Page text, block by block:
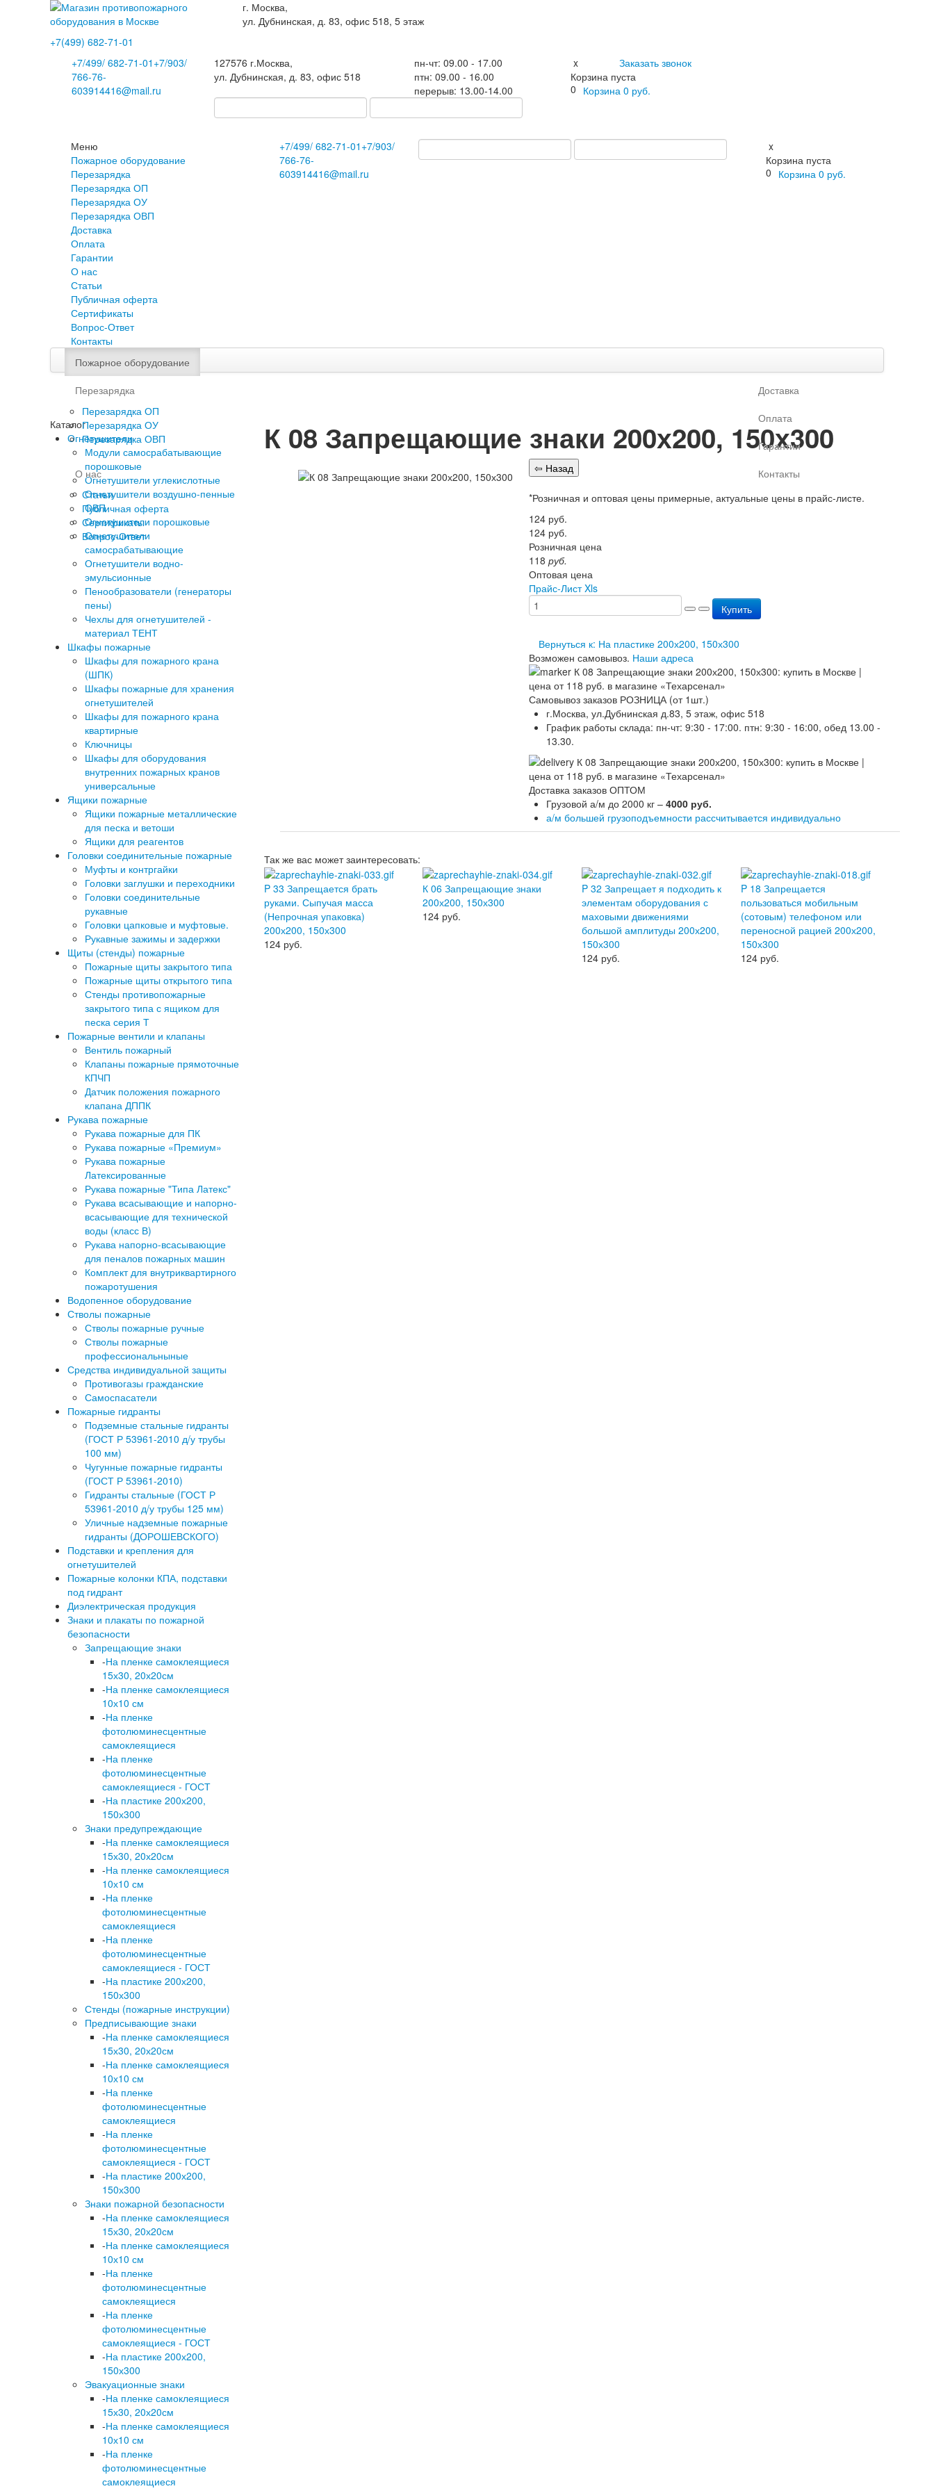
г. Москва,
ул. Дубнинская, д. 83, офис 518, 5 этаж
+7(499) 682-71-01
+7/499/682-71-01 +7/903/
766-76-
603914416@mail.ru
127576 г.Москва,
ул. Дубнинская, д. 83, офис 518
пн-чт: 09.00 - 17.00
птн: 09.00 - 16.00
перерыв: 13.00-14.00
Заказать звонок
x
Корзина пуста
0 Корзина 0 руб.
Меню
Пожарное оборудование
Перезарядка
Перезарядка ОП
Перезарядка ОУ
Перезарядка ОВП
Доставка
Оплата
Гарантии
О нас
Статьи
Публичная оферта
Сертификаты
Вопрос-Ответ
Контакты
+7/499/ 682-71-01 +7/903/
766-76-
603914416@mail.ru
x
Корзина пуста
0 Корзина 0 руб.
Пожарное оборудование
Перезарядка
Перезарядка ОП
Перезарядка ОУ
Перезарядка ОВП
Доставка
Оплата
Гарантии
О нас
Статьи
Публичная оферта
Сертификаты
Вопрос-Ответ
Контакты
Каталог
Огнетушители
Модули самосрабатывающие
порошковые
Огнетушители углекислотные
Огнетушители воздушно-пенные
ОВП
Огнетушители порошковые
Огнетушители
самосрабатывающие
Огнетушители водно-
эмульсионные
Пенообразователи (генераторы
пены)
Чехлы для огнетушителей -
материал ТЕНТ
Шкафы пожарные
Шкафы для пожарного крана
(ШПК)
Шкафы пожарные для хранения
огнетушителей
Шкафы для пожарного крана
квартирные
Ключницы
Шкафы для оборудования
внутренних пожарных кранов
универсальные
Ящики пожарные
Ящики пожарные металлические
для песка и ветоши
Ящики для реагентов
Головки соединительные пожарные
Муфты и контргайки
Головки заглушки и переходники
Головки соединительные
рукавные
Головки цапковые и муфтовые.
Рукавные зажимы и задержки
Щиты (стенды) пожарные
Пожарные щиты закрытого типа
Пожарные щиты открытого типа
Стенды противопожарные
закрытого типа с ящиком для
песка серия Т
Пожарные вентили и клапаны
Вентиль пожарный
Клапаны пожарные прямоточные
КПЧП
Датчик положения пожарного
клапана ДППК
Рукава пожарные
Рукава пожарные для ПК
Рукава пожарные «Премиум»
Рукава пожарные
Латексированные
Рукава пожарные "Типа Латекс"
Рукава всасывающие и напорно-
всасывающие для технической
воды (класс В)
Рукава напорно-всасывающие
для пеналов пожарных машин
Комплект для внутриквартирного
пожаротушения
Водопенное оборудование
Стволы пожарные
Стволы пожарные ручные
Стволы пожарные
профессиональныные
Средства индивидуальной защиты
Противогазы гражданские
Самоспасатели
Пожарные гидранты
Подземные стальные гидранты
(ГОСТ Р 53961-2010 д/у трубы
100 мм)
Чугунные пожарные гидранты
(ГОСТ Р 53961-2010)
Гидранты стальные (ГОСТ Р
53961-2010 д/у трубы 125 мм)
Уличные надземные пожарные
гидранты (ДОРОШЕВСКОГО)
Подставки и крепления для
огнетушителей
Пожарные колонки КПА, подставки
под гидрант
Диэлектрическая продукция
Знаки и плакаты по пожарной
безопасности
Запрещающие знаки
-На пленке самоклеящиеся
15х30, 20х20см
-На пленке самоклеящиеся
10х10 см
-На пленке
фотолюминесцентные
самоклеящиеся
-На пленке
фотолюминесцентные
самоклеящиеся - ГОСТ
-На пластике 200х200,
150х300
Знаки предупреждающие
-На пленке самоклеящиеся
15х30, 20х20см
-На пленке самоклеящиеся
10х10 см
-На пленке
фотолюминесцентные
самоклеящиеся
-На пленке
фотолюминесцентные
самоклеящиеся - ГОСТ
-На пластике 200х200,
150х300
Стенды (пожарные инструкции)
Предписывающие знаки
-На пленке самоклеящиеся
15х30, 20х20см
-На пленке самоклеящиеся
10х10 см
-На пленке
фотолюминесцентные
самоклеящиеся
-На пленке
фотолюминесцентные
самоклеящиеся - ГОСТ
-На пластике 200х200,
150х300
Знаки пожарной безопасности
-На пленке самоклеящиеся
15х30, 20х20см
-На пленке самоклеящиеся
10х10 см
-На пленке
фотолюминесцентные
самоклеящиеся
-На пленке
фотолюминесцентные
самоклеящиеся - ГОСТ
-На пластике 200х200,
150х300
Эвакуационные знаки
-На пленке самоклеящиеся
15х30, 20х20см
-На пленке самоклеящиеся
10х10 см
-На пленке
фотолюминесцентные
самоклеящиеся
К 08 Запрещающие знаки 200х200, 150х300
*Розничная и оптовая цены примерные, актуальные цены в прайс-листе.
124 руб.
124 руб.
Розничная цена
118 руб.
Оптовая цена
Прайс-Лист Xls
Купить
Вернуться к: На пластике 200х200, 150х300
Возможен самовывоз. Наши адреса
Самовывоз заказов РОЗНИЦА (от 1шт.)
г.Москва, ул.Дубнинская д.83, 5 этаж, офис 518
График работы склада: пн-чт: 9:30 - 17:00. птн: 9:30 - 16:00, обед 13.00 -
13.30.
Доставка заказов ОПТОМ
Грузовой а/м до 2000 кг – 4000 руб.
а/м большей грузоподъемности рассчитывается индивидуально
Так же вас может заинтересовать:
P 33 Запрещается брать
руками. Сыпучая масса
(Непрочная упаковка)
200х200, 150х300
124 руб.
К 06 Запрещающие знаки
200х200, 150х300
124 руб.
P 32 Запрещает я подходить к
элементам оборудования с
маховыми движениями
большой амплитуды 200х200,
150х300
124 руб.
P 18 Запрещается
пользоваться мобильным
(сотовым) телефоном или
переносной рацией 200х200,
150х300
124 руб.